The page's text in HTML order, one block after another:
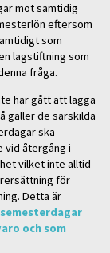
mot samtidig
eftersom
som
lagstiftning som
fråga.
har gått att lägga
gäller de särskilda
ska
vid återgång i
vilket inte alltid
för
Detta är
och som